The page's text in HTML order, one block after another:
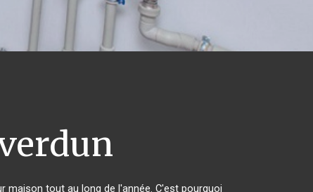
maison tout au long de l'année. C'est pourquoi